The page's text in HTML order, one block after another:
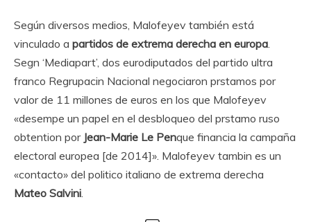
Según diversos medios, Malofeyev también está
vinculado a partidos de extrema derecha en europa
Segn ‘Mediapart’, dos eurodiputados del partido ultra
franco Regrupacin Nacional negociaron prstamos por
valor de 11 millones de euros en los que Malofeyev
«desempe un papel en el desbloqueo del prstamo ruso
obtention por Jean-Marie Le Penque financia la campaña
electoral europea [de 2014]». Malofeyev tambin es un
«contacto» del politico italiano de extrema derecha
Mateo Salvini